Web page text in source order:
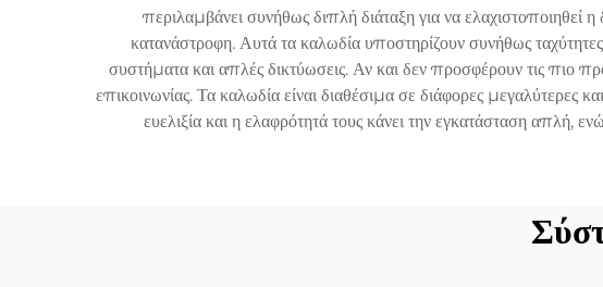
περιλαμβάνει συνήθως διπλή διάταξη για να
κατανάστροφη. Αυτά τα καλωδία υποστηρίζουν συνήθως
συστήματα και απλές δικτύωσεις. Αν και δεν προσφέρουν τις πιο
επικοινωνίας. Τα καλωδία είναι διαθέσιμα σε διάφορες
ευελιξία και η ελαφρότητά τους κάνει την εγκατάσταση απλή,